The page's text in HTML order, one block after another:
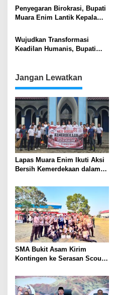
Tambang
Penyegaran Birokrasi, Bupati
Muara Enim Lantik Kepala
PMD .
Wujudkan Transformasi
Keadilan Humanis, Bupati
Jangan Lewatkan
Lapas Muara Enim Ikuti Aksi
Bersih Kemerdekaan dalam
Indonesia
SMA Bukit Asam Kirim
Kontingen ke Serasan Scout
Karakter dan Kepemimpinan
Siswa